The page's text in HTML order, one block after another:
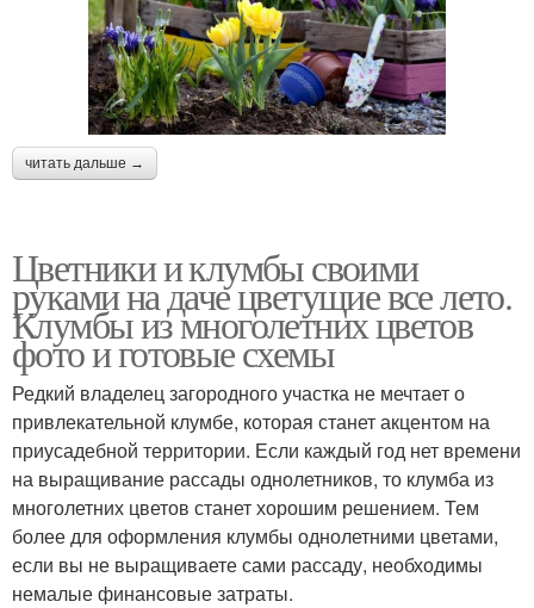
читать дальше →
Цветники и клумбы своими
руками на даче цветущие все лето.
Клумбы из многолетних цветов
фото и готовые схемы
Редкий владелец загородного участка не мечтает о
привлекательной клумбе, которая станет акцентом на
приусадебной территории. Если каждый год нет времени
на выращивание рассады однолетников, то клумба из
многолетних цветов станет хорошим решением. Тем
более для оформления клумбы однолетними цветами,
если вы не выращиваете сами рассаду, необходимы
немалые финансовые затраты.